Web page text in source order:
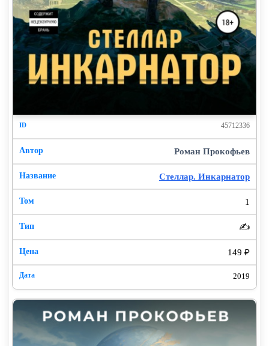
45712336
Роман Прокофьев
Стеллар. Инкарнатор
1
✍️
149 ₽
2019